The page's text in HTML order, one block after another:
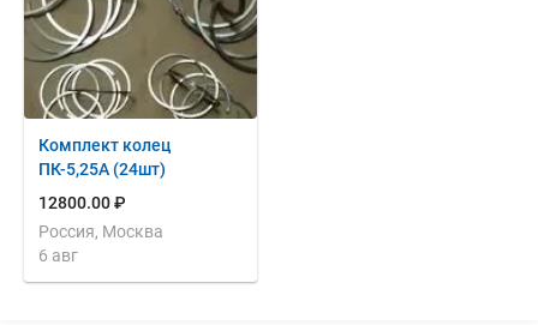
Комплект колец
ПК-5,25А (24шт)
12800.00 ₽
Россия, Москва
6 авг